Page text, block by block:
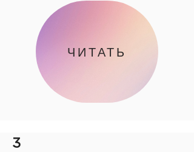
ЧИТАТЬ
3